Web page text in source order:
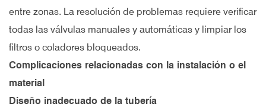
entre zonas. La resolución de problemas requiere verificar
todas las válvulas manuales y automáticas y limpiar los
filtros o coladores bloqueados.
Complicaciones relacionadas con la instalación o el
material
Diseño inadecuado de la tubería